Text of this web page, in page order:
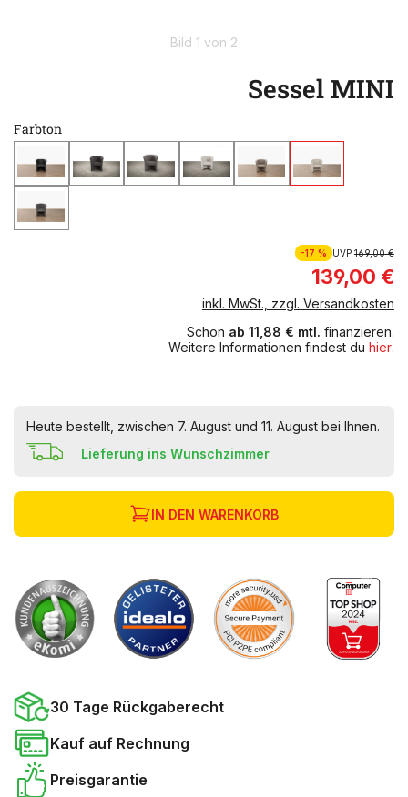
Bild 1 von 2
Sessel MINI
Farbton
-17 % UVP169,00 €
139,00 €
inkl. MwSt., zzgl. Versandkosten
Schon ab 11,88 € mtl. finanzieren.
Weitere Informationen findest du hier.
Heute bestellt, zwischen 7. August und 11. August bei Ihnen.
Lieferung ins Wunschzimmer
IN DEN WARENKORB
30 Tage Rückgaberecht
Kauf auf Rechnung
Preisgarantie